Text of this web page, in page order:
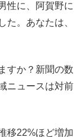
性に、阿賀野に
た。あなたは、
すか？新聞の数
ニュースは対前
移22%ほど増加